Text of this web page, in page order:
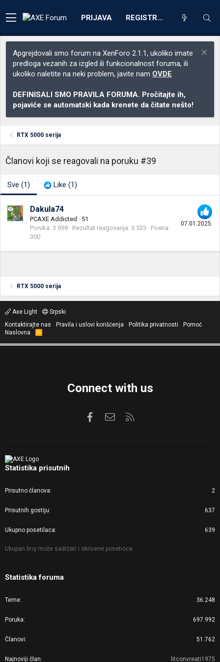
PRIJAVA REGISTRACIJA
Apgrejdovali smo forum na XenForo 2.1.1, ukoliko imate
predloga vezanih za izgled ili funkcionalnost foruma, ili
ukoliko naletite na neki problem, javite nam OVDE
DEFINISALI SMO PRAVILA FORUMA. Pročitajte ih,
pojaviće se automatski kada krenete da čitate nešto!
RTX 5000 serija
Članovi koji se reagovali na poruku #39
Sve (1) Like (1)
07.01.2025.
Dakula74
PCAXE Addicted · 51
Poruka 3.938 Rezultat reagovanja 3.533
Poena
300
RTX 5000 serija
Axe Light
Srpski
Kontaktirajte nas
Pravila i uslovi korišćenja Politika privatnosti
Pomoć
Naslovna
R
S
Connect with us
FacebookKontaktirajte nas
Statistika prisutnih
Prisutno članova 2
Prisutnih gostiju 637
Ukupno posetilaca 639
Ukupan broj može sadržati i skrivene posetioce.
Statistika foruma
Teme 36.248
Poruka 697.992
Članovi 51.762
Najnoviji član litconvreati1975